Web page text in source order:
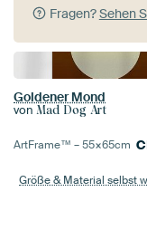
Fragen?Sehen
Goldener Mond
von Mad Dog Art
ArtFrame™ –55×65cm
Größe & Material selbst